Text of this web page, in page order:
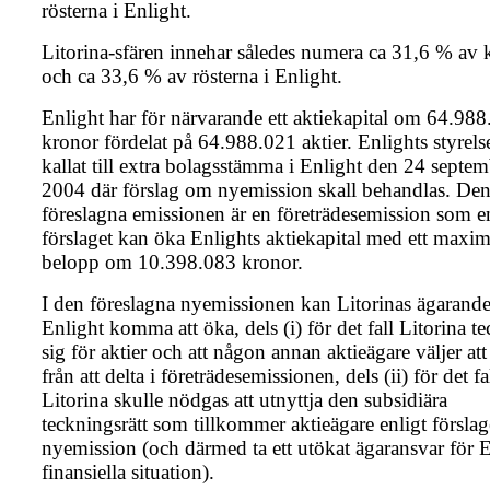
rösterna i Enlight.
Litorina-sfären innehar således numera ca 31,6 % av
och ca 33,6 % av rösterna i Enlight.
Enlight har för närvarande ett aktiekapital om
kronor fördelat på 64.988.021 aktier. Enlights
kallat till extra bolagsstämma i Enlight den 24
2004 där förslag om nyemission skall behandlas. Den
föreslagna emissionen är en företrädesemission som
förslaget kan öka Enlights aktiekapital med ett
belopp om 10.398.083 kronor.
I den föreslagna nyemissionen kan Litorinas
Enlight komma att öka, dels (i) för det fall Litorina
sig för aktier och att någon annan aktieägare väljer att
från att delta i företrädesemissionen, dels (ii) för det
Litorina skulle nödgas att utnyttja den subsidiära
teckningsrätt som tillkommer aktieägare enligt
nyemission (och därmed ta ett utökat ägaransvar för
finansiella situation).